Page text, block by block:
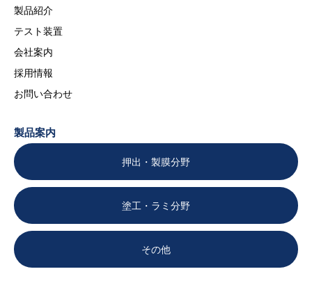
製品紹介
テスト装置
会社案内
採用情報
お問い合わせ
製品案内
押出・製膜分野
塗工・ラミ分野
その他